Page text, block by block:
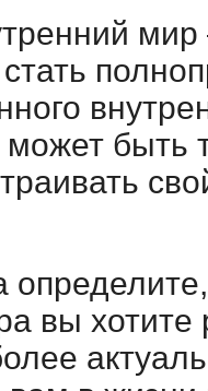
мир
может быть
вы